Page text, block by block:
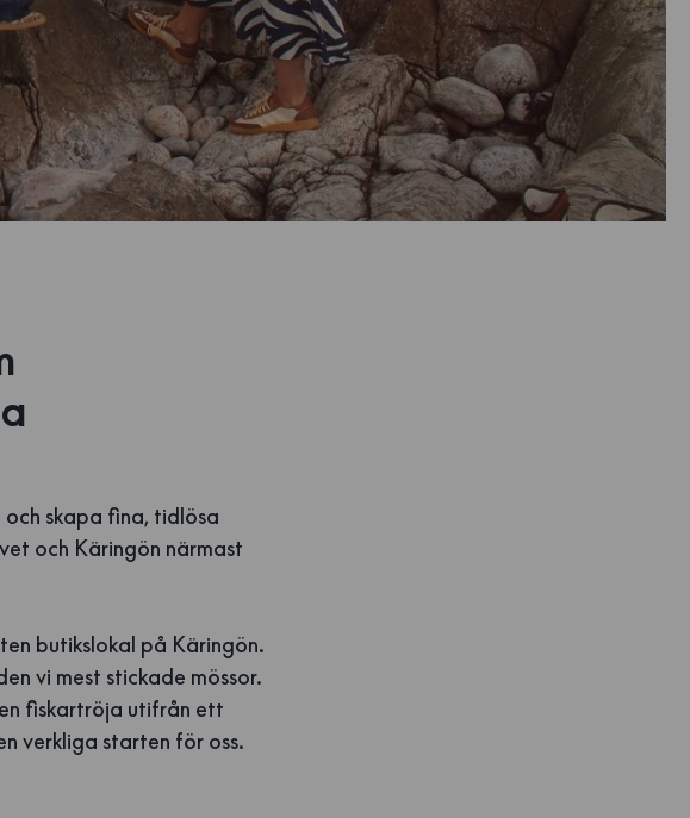
skapa fina, tidlösa
och Käringön närmast
butikslokal på Käringön.
vi mest stickade mössor.
fiskartröja utifrån ett
verkliga starten för oss.